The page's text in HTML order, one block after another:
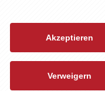
Akzeptieren
Verweigern